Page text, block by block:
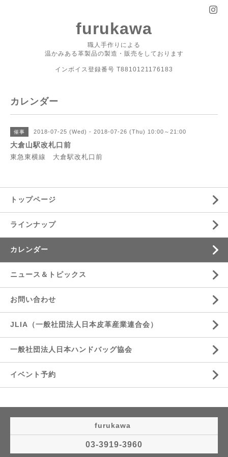
furukawa
職人手作りによる
温かみある革製品の製造・販売をしております
インボイス登録番号 T8810121176183
カレンダー
催事 2018-07-25 (Wed) - 2018-07-26 (Thu) 10:00～21:00
大倉山駅改札口前
東急東横線 大倉駅改札口前
トップページ
ラインナップ
カレンダー
ニュース＆トピックス
お問い合わせ
JLIA（一般社団法人日本皮革産業連合会）
一般社団法人日本ハンドバッグ協会
イベント予約
furukawa
03-3919-3960